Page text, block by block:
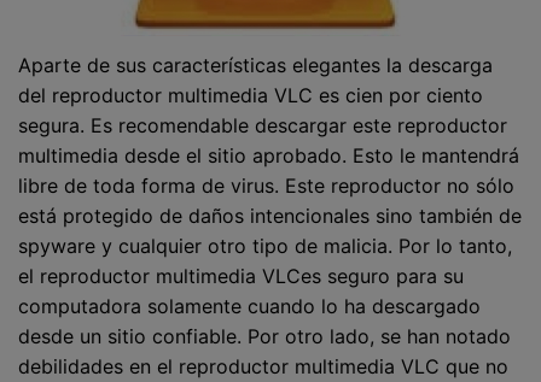
Aparte de sus características elegantes la descarga
del reproductor multimedia VLC es cien por ciento
segura. Es recomendable descargar este reproductor
multimedia desde el sitio aprobado. Esto le mantendrá
libre de toda forma de virus. Este reproductor no sólo
está protegido de daños intencionales sino también de
spyware y cualquier otro tipo de malicia. Por lo tanto,
el reproductor multimedia VLCes seguro para su
computadora solamente cuando lo ha descargado
desde un sitio confiable. Por otro lado, se han notado
debilidades en el reproductor multimedia VLC que no